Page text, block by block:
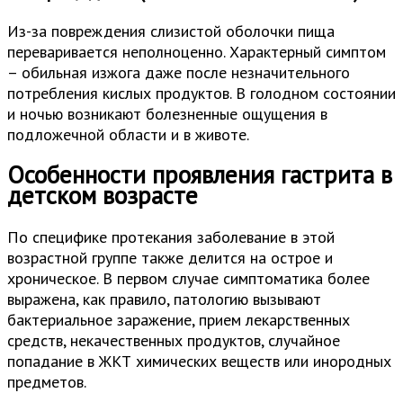
Из-за повреждения слизистой оболочки пища
переваривается неполноценно. Характерный симптом
– обильная изжога даже после незначительного
потребления кислых продуктов. В голодном состоянии
и ночью возникают болезненные ощущения в
подложечной области и в животе.
Особенности проявления гастрита в
детском возрасте
По специфике протекания заболевание в этой
возрастной группе также делится на острое и
хроническое. В первом случае симптоматика более
выражена, как правило, патологию вызывают
бактериальное заражение, прием лекарственных
средств, некачественных продуктов, случайное
попадание в ЖКТ химических веществ или инородных
предметов.